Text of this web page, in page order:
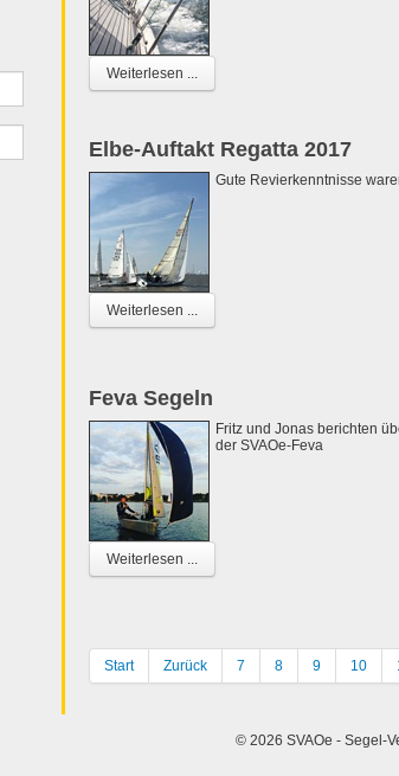
Weiterlesen ...
Elbe-Auftakt Regatta 2017
Gute Revierkenntnisse
Weiterlesen ...
Feva Segeln
Fritz und Jonas berichten
der SVAOe-Feva
Weiterlesen ...
Start Zurück 7 8 9 10
© 2026 SVAOe - Segel-